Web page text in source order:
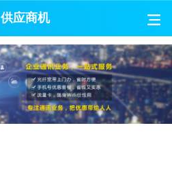
供应商机